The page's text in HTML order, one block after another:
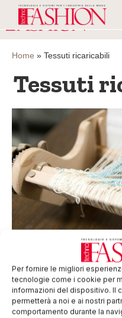
Per fornire le migliori
tecnologie come i cookie per
informazioni del dispositivo. Il
permetterà a noi e ai nostri
comportamento durante la
Home » Tessuti ricaricabili
Tessuti
Tessuti auto-
Raccogliere e
fotovoltaici non è più
semplice intuizione dei
Florida.